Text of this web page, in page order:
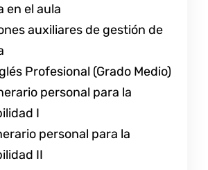
en el aula
auxiliares de gestión de
Profesional (Grado Medio)
personal para la
I
personal para la
II